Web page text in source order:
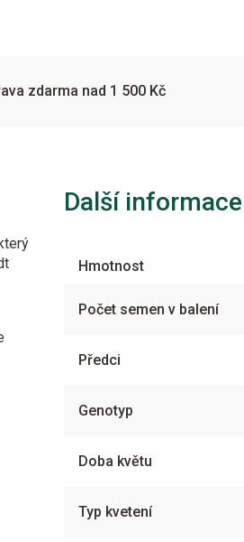
zdarma nad 1 500 Kč
Další informace
Hmotnost
Počet semen v balení
Předci
Genotyp
Doba květu
Typ kvetení